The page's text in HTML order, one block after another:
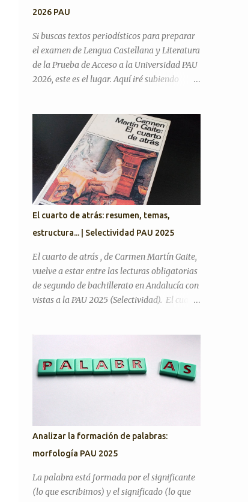
2026 PAU
Si buscas textos periodísticos para preparar
el examen de Lengua Castellana y Literatura
de la Prueba de Acceso a la Universidad PAU
2026, este es el lugar. Aquí iré subiendo
Preguntas Selectividad Texto Argumentativo
Antes de pasar con posibles textos,
recordamos preguntas de años anteriores
para desarrollar el discurso argumentativo
(pregunta 3 en PAU Andalucía). PAU 2025.
Exámenes titulares, suplentes y reservas
¿Cree que la actual situación económica y
social de España es precaria? ¿Considera que
la literatura cumple alguna función en la
actualidad? ¿Considera que la inteligencia
artificial podrá sustituir al ser humano en
las creaciones artísticas y en el desarrollo de
otras ciencias? ¿Son todas las opiniones
que tenemos más trato? Artículos para
Sastre...
El cuarto de atrás: resumen, temas,
estructura... | Selectividad PAU 2025
El cuarto de atrás , de Carmen Martín Gaite,
vuelve a estar entre las lecturas obligatorias
de segundo de bachillerato en Andalucía con
vistas a la PAU 2025 (Selectividad). El cuarto
sociedad de su tiempo, donde gran parte del
contenido es la metanovela y la propia
experiencia de su autora que hace a la vez de
era justo incluir entre las lecturas un libro
escrito por una mujer, ya que los otros tres
son de escritores. ¿En qué tema de Literatura
se encuadra? La fecha de publicación es 1978,
por lo tanto, estamos en el tema de La
Analizar la formación de palabras:
morfología PAU 2025
La palabra está formada por el significante
(lo que escribimos) y el significado (lo que